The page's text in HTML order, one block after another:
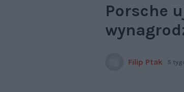
Porsche
Filip Ptak 5